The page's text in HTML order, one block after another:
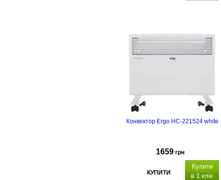
Конвектор Ergo HC-221524 white
1659 грн
КУПИТИ
Купити
в 1 клік